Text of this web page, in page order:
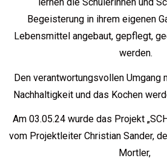
Begeisterung in ihrem eigenen
Lebensmittel angebaut, gepflegt,
werden.
Den verantwortungsvollen Umgang
Nachhaltigkeit und das Kochen
Am 03.05.24 wurde das Projekt
vom Projektleiter Christian Sander,
Mortler,